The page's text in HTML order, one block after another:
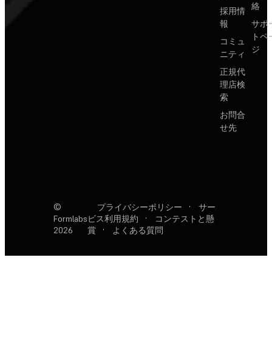
採用情
報
コミュ
ニティ
正規代
理店検
索
お問合
せ先
絡
サポ
トペ
ジ
©
Formlabs
2026
プライバシーポリシー ·
サー
ビス利用規約
·
コンテストと懸
賞
· よくある質問